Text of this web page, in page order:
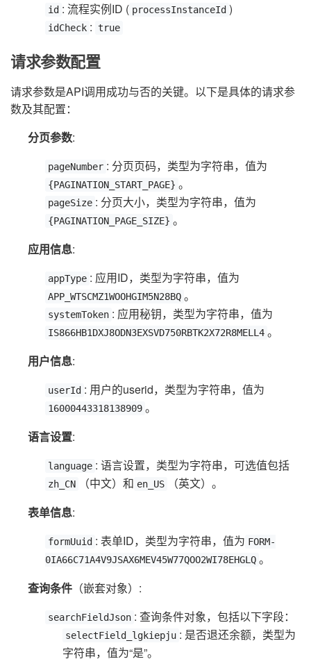
id : 流程实例ID ( processInstanceId )
idCheck : true
请求参数配置
请求参数是API调用成功与否的关键。以下是具体的请求参
数及其配置：
分页参数:
pageNumber : 分页页码，类型为字符串，值为
{PAGINATION_START_PAGE} 。
pageSize : 分页大小，类型为字符串，值为
{PAGINATION_PAGE_SIZE} 。
应用信息:
appType : 应用ID，类型为字符串，值为
APP_WTSCMZ1WOOHGIM5N28BQ 。
systemToken : 应用秘钥，类型为字符串，值为
IS866HB1DXJ8ODN3EXSVD750RBTK2X72R8MELL4 。
用户信息:
userId : 用户的userid，类型为字符串，值为
16000443318138909 。
语言设置:
language : 语言设置，类型为字符串，可选值包括
zh_CN （中文）和 en_US
（英文）。
表单信息:
formUuid : 表单ID，类型为字符串，值为 FORM-
0IA66C71A4V9JSAX6MEV45W77QOO2WI78EHGLQ 。
查询条件 （嵌套对象）:
searchFieldJson : 查询条件对象，包括以下字段：
selectField_lgkiepju : 是否退还余额，类型为
字符串，值为“是”。